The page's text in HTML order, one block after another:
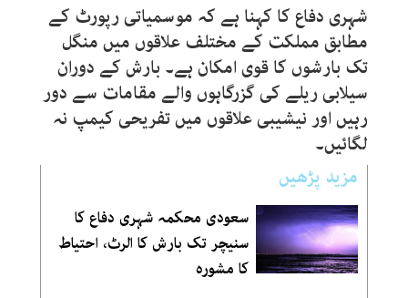
شہری دفاع کا کہنا ہے کہ موسمیاتی رپورٹ کے
مطابق مملکت کے مختلف علاقوں میں منگل
تک بارشوں کا قوی امکان ہے۔ بارش کے دوران
سیلابی ریلے کی گزرگاہوں والے مقامات سے دور
رہیں اور نیشیبی علاقوں میں تفریحی کیمپ نہ
لگائیں۔
مزید پڑھیں
سعودی محکمہ شہری دفاع کا
سنیچر تک بارش کا الرٹ، احتیاط
کا مشورہ